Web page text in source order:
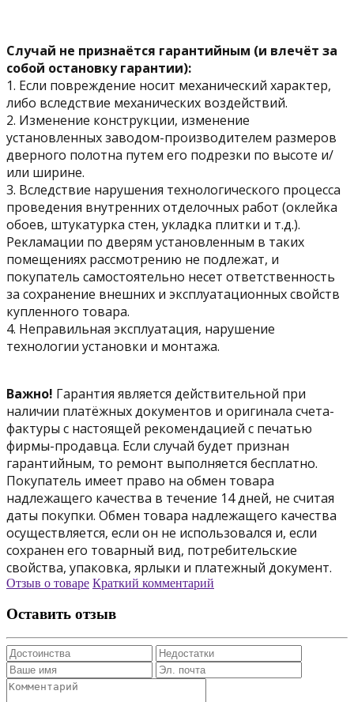
Случай не признаётся гарантийным (и влечёт за
собой остановку гарантии):
1. Если повреждение носит механический характер,
либо вследствие механических воздействий.
2. Изменение конструкции, изменение
установленных заводом-производителем размеров
дверного полотна путем его подрезки по высоте и/
или ширине.
3. Вследствие нарушения технологического процесса
проведения внутренних отделочных работ (оклейка
обоев, штукатурка стен, укладка плитки и т.д.).
Рекламации по дверям установленным в таких
помещениях рассмотрению не подлежат, и
покупатель самостоятельно несет ответственность
за сохранение внешних и эксплуатационных свойств
купленного товара.
4. Неправильная эксплуатация, нарушение
технологии установки и монтажа.
Важно! Гарантия является действительной при
наличии платёжных документов и оригинала счета-
фактуры с настоящей рекомендацией с печатью
фирмы-продавца. Если случай будет признан
гарантийным, то ремонт выполняется бесплатно.
Покупатель имеет право на обмен товара
надлежащего качества в течение 14 дней, не считая
даты покупки. Обмен товара надлежащего качества
осуществляется, если он не использовался и, если
сохранен его товарный вид, потребительские
свойства, упаковка, ярлыки и платежный документ.
Отзыв о товаре Краткий комментарий
Оставить отзыв